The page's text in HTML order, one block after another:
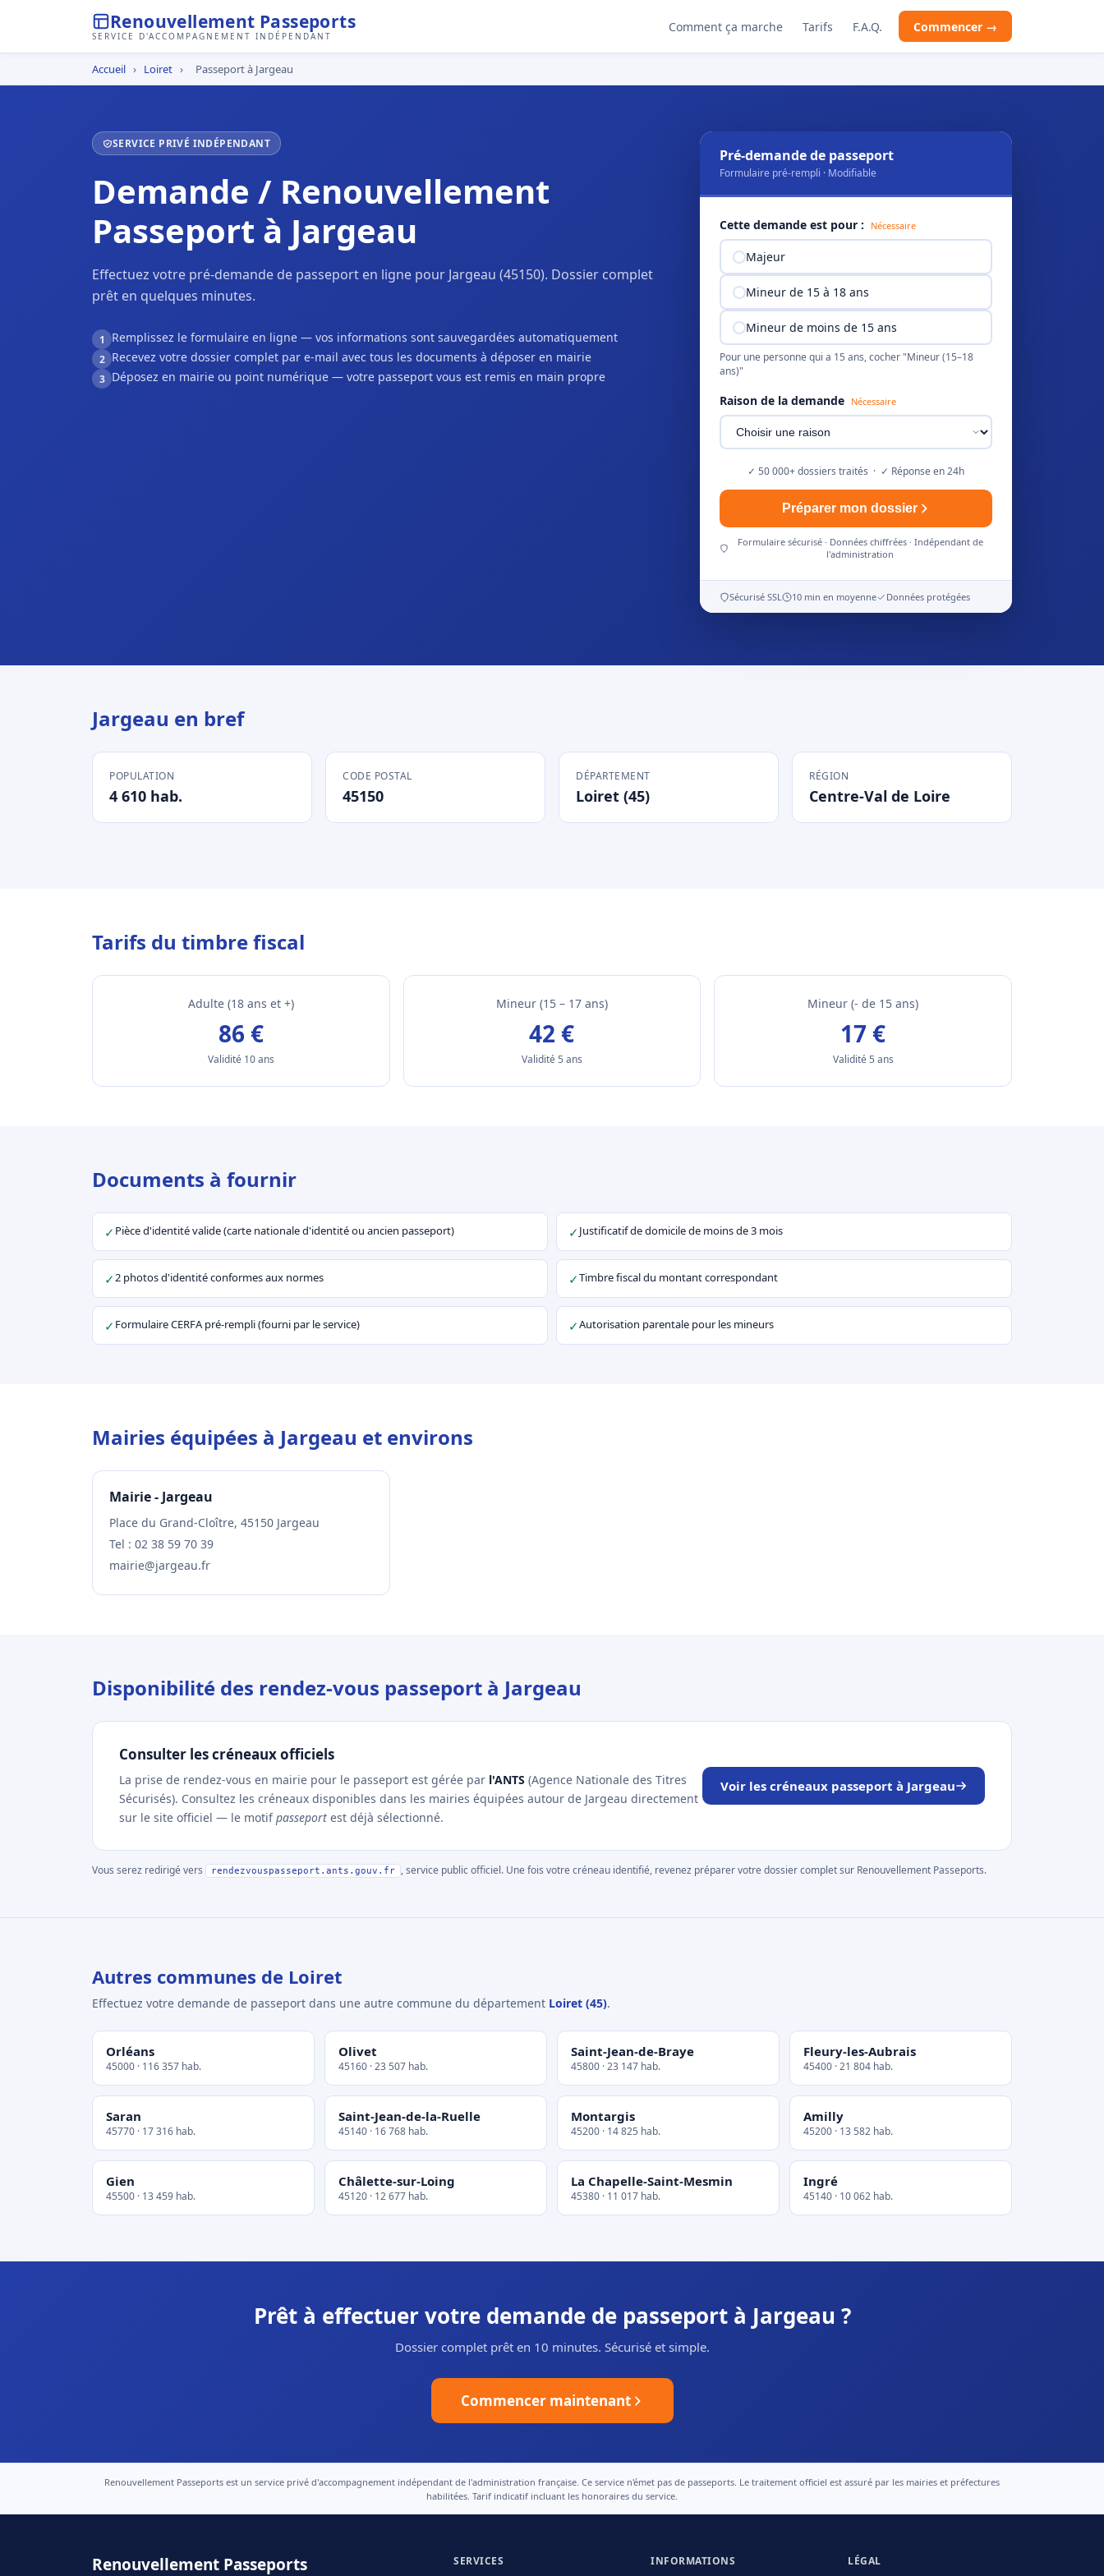
Renouvellement Passeports
SERVICE D'ACCOMPAGNEMENT INDÉPENDANT
Comment ça marche Tarifs F.A.Q. Commencer →
Accueil › Loiret › Passeport à Jargeau
SERVICE PRIVÉ INDÉPENDANT
Demande / Renouvellement
Passeport à Jargeau
Effectuez votre pré-demande de passeport en ligne pour Jargeau (45150). Dossier complet
prêt en quelques minutes.
1 Remplissez le formulaire en ligne — vos informations sont sauvegardées automatiquement
2 Recevez votre dossier complet par e-mail avec tous les documents à déposer en mairie
3 Déposez en mairie ou point numérique — votre passeport vous est remis en main propre
Pré-demande de passeport
Formulaire pré-rempli · Modifiable
Cette demande est pour : Nécessaire
Majeur
Mineur de 15 à 18 ans
Mineur de moins de 15 ans
Pour une personne qui a 15 ans, cocher "Mineur (15–18
ans)"
Raison de la demande Nécessaire
✓ 50 000+ dossiers traités · ✓ Réponse en 24h
Préparer mon dossier
Formulaire sécurisé · Données chiffrées · Indépendant de
l'administration
Sécurisé SSL 10 min en moyenne Données protégées
Jargeau en bref
POPULATION
4 610 hab.
CODE POSTAL
45150
DÉPARTEMENT
Loiret (45)
RÉGION
Centre-Val de Loire
Tarifs du timbre fiscal
Adulte (18 ans et +)
86 €
Validité 10 ans
Mineur (15 – 17 ans)
42 €
Validité 5 ans
Mineur (- de 15 ans)
17 €
Validité 5 ans
Documents à fournir
✓ Pièce d'identité valide (carte nationale d'identité ou ancien passeport) ✓Justificatif de domicile de moins de 3 mois
✓2 photos d'identité conformes aux normes ✓Timbre fiscal du montant correspondant
✓ Formulaire CERFA pré-rempli (fourni par le service) ✓Autorisation parentale pour les mineurs
Mairies équipées à Jargeau et environs
Mairie - Jargeau
Place du Grand-Cloître, 45150 Jargeau
Tel : 02 38 59 70 39
mairie@jargeau.fr
Disponibilité des rendez-vous passeport à Jargeau
Consulter les créneaux officiels
La prise de rendez-vous en mairie pour le passeport est gérée par l'ANTS (Agence Nationale des Titres
Sécurisés). Consultez les créneaux disponibles dans les mairies équipées autour de Jargeau directement
sur le site officiel — le motifpasseport est déjà sélectionné.
Voir les créneaux passeport à Jargeau
Vous serez redirigé vers rendezvouspasseport.ants.gouv.fr , service public officiel. Une fois votre créneau identifié, revenez préparer votre dossier complet sur Renouvellement Passeports.
Autres communes de Loiret
Effectuez votre demande de passeport dans une autre commune du département Loiret (45).
Orléans
45000 · 116 357 hab.
Olivet
45160 · 23 507 hab.
Saint-Jean-de-Braye
45800 · 23 147 hab.
Fleury-les-Aubrais
45400 · 21 804 hab.
Saran
45770 · 17 316 hab.
Saint-Jean-de-la-Ruelle
45140 · 16 768 hab.
Montargis
45200 · 14 825 hab.
Amilly
45200 · 13 582 hab.
Gien
45500 · 13 459 hab.
Châlette-sur-Loing
45120 · 12 677 hab.
La Chapelle-Saint-Mesmin
45380 · 11 017 hab.
Ingré
45140 · 10 062 hab.
Prêt à effectuer votre demande de passeport à Jargeau ?
Dossier complet prêt en 10 minutes. Sécurisé et simple.
Commencer maintenant
Renouvellement Passeports est un service privé d'accompagnement indépendant de l'administration française. Ce service n'émet pas de passeports. Le traitement officiel est assuré par les mairies et préfectures
habilitées. Tarif indicatif incluant les honoraires du service.
Renouvellement Passeports SERVICES INFORMATIONS LÉGAL